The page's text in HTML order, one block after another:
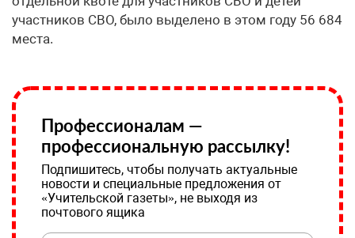
участников СВО, было выделено в этом году 56 684
места.
Профессионалам —
профессиональную рассылку!
Подпишитесь, чтобы получать актуальные
новости и специальные предложения от
«Учительской газеты», не выходя из
почтового ящика